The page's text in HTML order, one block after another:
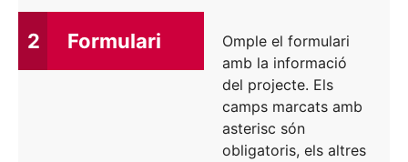
2 Formulari
Omple el formulari
amb la informació
del projecte. Els
camps marcats amb
asterisc són
obligatoris, els altres